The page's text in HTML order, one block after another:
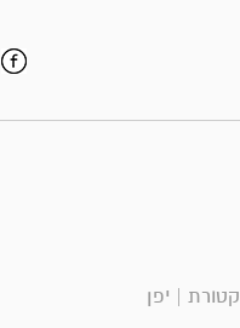
קטורת | יפן